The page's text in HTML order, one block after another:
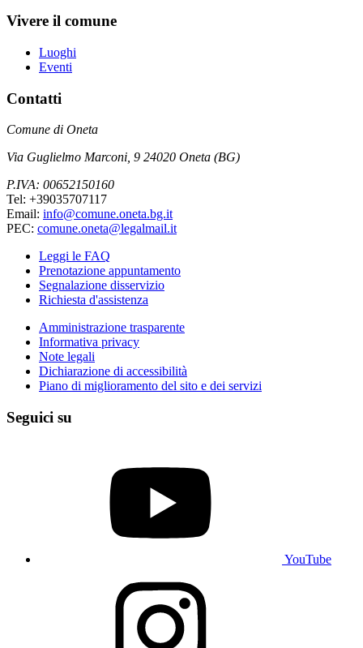
Vivere il comune
Luoghi
Eventi
Contatti
Comune di Oneta
Via Guglielmo Marconi, 9 24020 Oneta (BG)
P.IVA: 00652150160
Tel: +39035707117
Email: info@comune.oneta.bg.it
PEC: comune.oneta@legalmail.it
Leggi le FAQ
Prenotazione appuntamento
Segnalazione disservizio
Richiesta d'assistenza
Amministrazione trasparente
Informativa privacy
Note legali
Dichiarazione di accessibilità
Piano di miglioramento del sito e dei servizi
Seguici su
YouTube